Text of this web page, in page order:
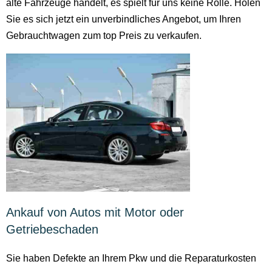
alte Fahrzeuge handelt, es spielt für uns keine Rolle. Holen
Sie es sich jetzt ein unverbindliches Angebot, um Ihren
Gebrauchtwagen zum top Preis zu verkaufen.
Ankauf von Autos mit Motor oder
Getriebeschaden
Sie haben Defekte an Ihrem Pkw und die Reparaturkosten